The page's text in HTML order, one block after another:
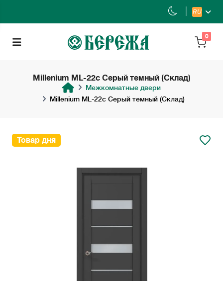
RU
0
Millenium ML-22с Серый темный (Склад)
Межкомнатные двери
Millenium ML-22с Серый темный (Склад)
Товар дня